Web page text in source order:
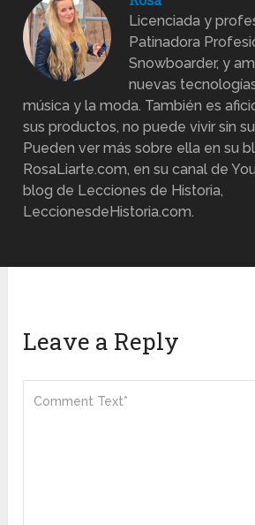
Licenciada y
Patinadora
Snowboarder, y
nuevas
música y la moda. También es
sus productos, no puede vivir sin
Pueden ver más sobre ella en su
RosaLiarte.com, en su canal de
blog de Lecciones de Historia,
LeccionesdeHistoria.com.
Leave a Reply